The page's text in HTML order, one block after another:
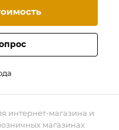
интернет-магазина и
магазинах